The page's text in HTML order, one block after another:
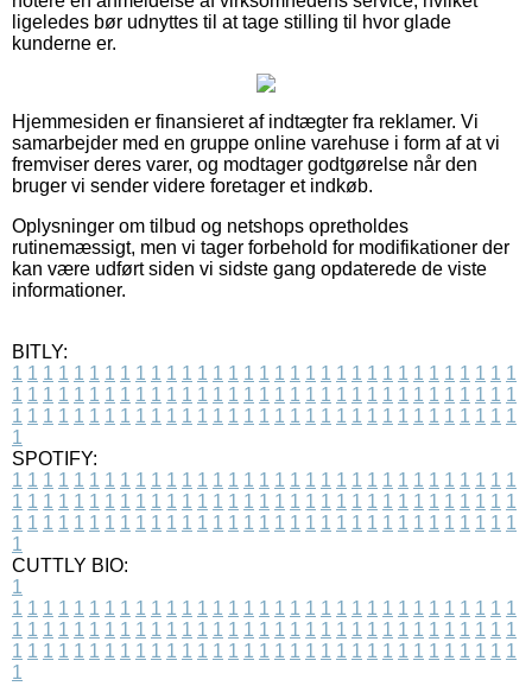
ligeledes bør udnyttes til at tage stilling til hvor glade
kunderne er.
Hjemmesiden er finansieret af indtægter fra reklamer. Vi
samarbejder med en gruppe online varehuse i form af at vi
fremviser deres varer, og modtager godtgørelse når den
bruger vi sender videre foretager et indkøb.
Oplysninger om tilbud og netshops opretholdes
rutinemæssigt, men vi tager forbehold for modifikationer der
kan være udført siden vi sidste gang opdaterede de viste
informationer.
BITLY:
1 1 1 1 1 1 1 1 1 1 1 1 1 1 1 1 1 1 1 1 1 1 1 1 1 1 1 1 1 1 1 1 1
1 1 1 1 1 1 1 1 1 1 1 1 1 1 1 1 1 1 1 1 1 1 1 1 1 1 1 1 1 1 1 1 1
1 1 1 1 1 1 1 1 1 1 1 1 1 1 1 1 1 1 1 1 1 1 1 1 1 1 1 1 1 1 1 1 1
1
SPOTIFY:
1 1 1 1 1 1 1 1 1 1 1 1 1 1 1 1 1 1 1 1 1 1 1 1 1 1 1 1 1 1 1 1 1
1 1 1 1 1 1 1 1 1 1 1 1 1 1 1 1 1 1 1 1 1 1 1 1 1 1 1 1 1 1 1 1 1
1 1 1 1 1 1 1 1 1 1 1 1 1 1 1 1 1 1 1 1 1 1 1 1 1 1 1 1 1 1 1 1 1
1
CUTTLY BIO:
1
1 1 1 1 1 1 1 1 1 1 1 1 1 1 1 1 1 1 1 1 1 1 1 1 1 1 1 1 1 1 1 1 1
1 1 1 1 1 1 1 1 1 1 1 1 1 1 1 1 1 1 1 1 1 1 1 1 1 1 1 1 1 1 1 1 1
1 1 1 1 1 1 1 1 1 1 1 1 1 1 1 1 1 1 1 1 1 1 1 1 1 1 1 1 1 1 1 1 1
1